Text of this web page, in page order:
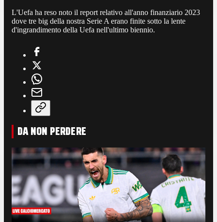
L'Uefa ha reso noto il report relativo all'anno finanziario 2023
dove tre big della nostra Serie A erano finite sotto la lente
d'ingrandimento della Uefa nell'ultimo biennio.
DA NON PERDERE